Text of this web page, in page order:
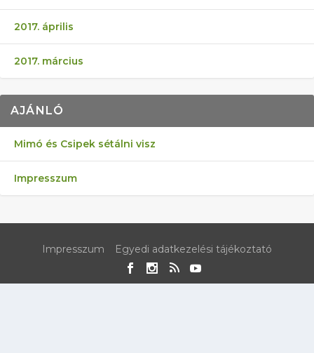
2017. április
2017. március
AJÁNLÓ
Mimó és Csipek sétálni visz
Impresszum
Impresszum Egyedi adatkezelési tájékoztató